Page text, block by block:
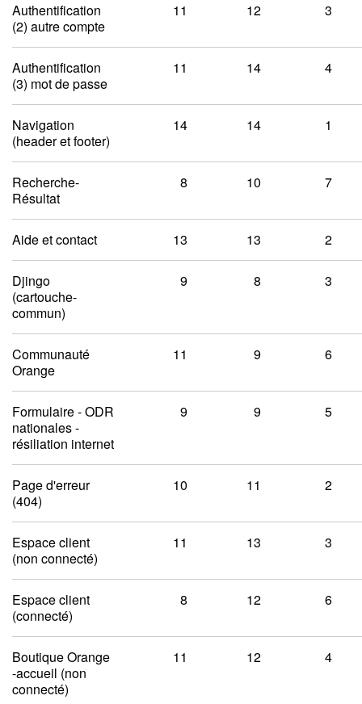
Authentification
(2) autre compte
11 12 3
Authentification
(3) mot de passe
11 14 4
Navigation
(header et footer)
14 14 1
Recherche-
Résultat
8 10 7
Aide et contact 13 13 2
Djingo
(cartouche-
commun)
9 8 3
Communauté
Orange
11 9 6
Formulaire - ODR
nationales -
résiliation internet
9 9 5
Page d'erreur
(404)
10 11 2
Espace client
(non connecté)
11 13 3
Espace client
(connecté)
8 12 6
Boutique Orange
-accueil (non
connecté)
11 12 4